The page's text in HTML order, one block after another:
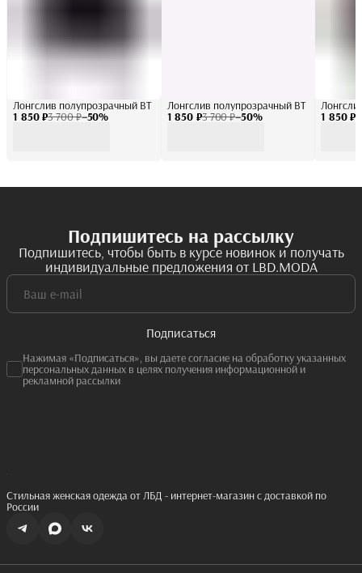
1 850 ₽3 700 ₽−50%
Лонгслив полупрозрачный BT
1 850 ₽3 700 ₽−50%
Лонгслив полупрозрачный BT
1 850 ₽
Подпишитесь на рассылку
Подпишитесь, чтобы быть в курсе новинок и получать
индивидуальные предложения от LBD.MODA
Подписаться
Нажимая «Подписаться», вы даете согласие на обработку указанных
персональных данных в целях получения информационной и
рекламной рассылки
Стильная женская одежда от ЛБД - интернет-магазин с доставкой по
России